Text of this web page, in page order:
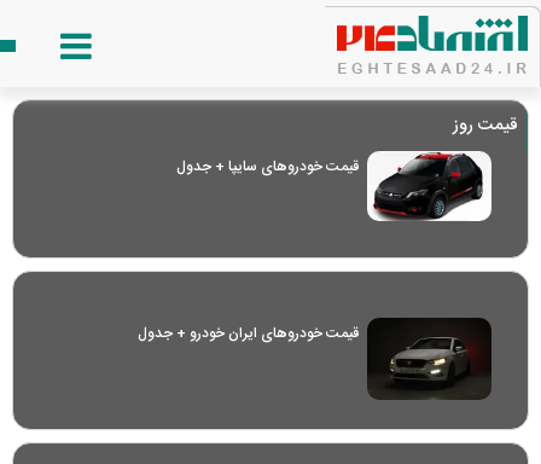
قیمت روز
قیمت خودرو‌های سایپا + جدول
قیمت خودرو‌های ایران خودرو + جدول